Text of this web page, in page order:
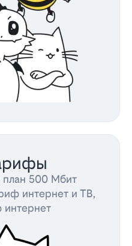
500 Мбит
интернет и ТВ,
интернет